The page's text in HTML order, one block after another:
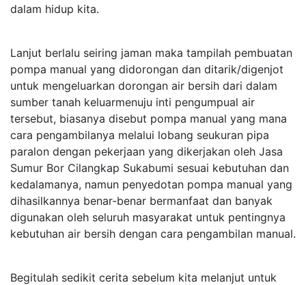
dalam hidup kita.
Lanjut berlalu seiring jaman maka tampilah pembuatan
pompa manual yang didorongan dan ditarik/digenjot
untuk mengeluarkan dorongan air bersih dari dalam
sumber tanah keluarmenuju inti pengumpual air
tersebut, biasanya disebut pompa manual yang mana
cara pengambilanya melalui lobang seukuran pipa
paralon dengan pekerjaan yang dikerjakan oleh Jasa
Sumur Bor Cilangkap Sukabumi sesuai kebutuhan dan
kedalamanya, namun penyedotan pompa manual yang
dihasilkannya benar-benar bermanfaat dan banyak
digunakan oleh seluruh masyarakat untuk pentingnya
kebutuhan air bersih dengan cara pengambilan manual.
Begitulah sedikit cerita sebelum kita melanjut untuk